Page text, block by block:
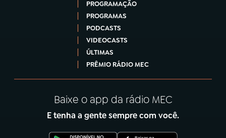
PROGRAMAÇÃO
PROGRAMAS
PODCASTS
VIDEOCASTS
ÚLTIMAS
PRÊMIO RÁDIO MEC
Baixe o app da rádio MEC
E tenha a gente sempre com você.